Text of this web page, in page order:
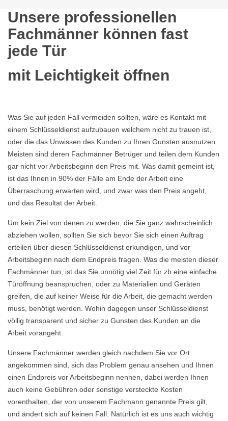
Unsere professionellen
Fachmänner können fast
jede Tür
mit Leichtigkeit öffnen
Was Sie auf jeden Fall vermeiden sollten, wäre es Kontakt mit
einem Schlüsseldienst aufzubauen welchem nicht zu trauen ist,
oder die das Unwissen des Kunden zu Ihren Gunsten ausnutzen.
Meisten sind deren Fachmänner Betrüger und teilen dem Kunden
gar nicht vor Arbeitsbeginn den Preis mit. Was damit gemeint ist,
ist das Ihnen in 90% der Fälle am Ende der Arbeit eine
Überraschung erwarten wird, und zwar was den Preis angeht,
und das Resultat der Arbeit.
Um kein Ziel von denen zu werden, die Sie ganz wahrscheinlich
abziehen wollen, sollten Sie sich bevor Sie sich einen Auftrag
erteilen über diesen Schlüsseldienst erkundigen, und vor
Arbeitsbeginn nach dem Endpreis fragen. Was die meisten dieser
Fachmänner tun, ist das Sie unnötig viel Zeit für zb eine einfache
Türöffnung beanspruchen, oder zu Materialien und Geräten
greifen, die auf keiner Weise für die Arbeit, die gemacht werden
muss, benötigt werden. Wohin dagegen unser Schlüsseldienst
völlig transparent und sicher zu Gunsten des Kunden an die
Arbeit vorangeht.
Unsere Fachmänner werden gleich nachdem Sie vor Ort
angekommen sind, sich das Problem genau ansehen und Ihnen
einen Endpreis vor Arbeitsbeginn nennen, dabei werden Ihnen
auch keine Gebühren oder sonstige versteckte Kosten
vorenthalten, der von unserem Fachmann genannte Preis gilt,
und ändert sich auf keinen Fall. Natürlich ist es uns auch wichtig